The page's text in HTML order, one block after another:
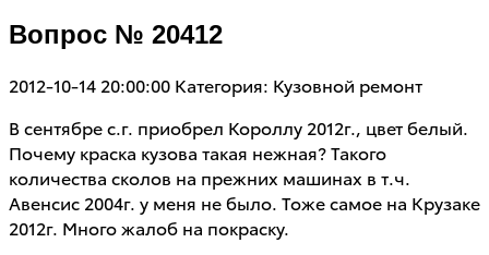
Вопрос № 20412
2012-10-14 20:00:00 Категория: Кузовной ремонт
В сентябре с.г. приобрел Короллу 2012г., цвет белый.
Почему краска кузова такая нежная? Такого
количества сколов на прежних машинах в т.ч.
Авенсис 2004г. у меня не было. Тоже самое на Крузаке
2012г. Много жалоб на покраску.